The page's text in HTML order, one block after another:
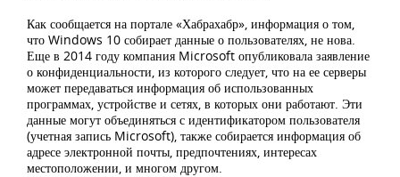
Как сообщается на портале «Хабрахабр», информация о том,
что Windows 10 собирает данные о пользователях, не нова.
Еще в 2014 году компания Microsoft опубликовала заявление
о конфиденциальности, из которого следует, что на ее серверы
может передаваться информация об использованных
программах, устройстве и сетях, в которых они работают. Эти
данные могут объединяться с идентификатором пользователя
(учетная запись Microsoft), также собирается информация об
адресе электронной почты, предпочтениях, интересах
местоположении, и многом другом.